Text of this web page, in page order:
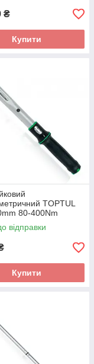
₴
Купити
TOPTUL
80-400Nm
відправки
Купити